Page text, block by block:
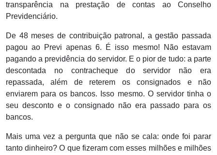
transparência na prestação de contas ao Conselho
Previdenciário.
De 48 meses de contribuição patronal, a gestão passada
pagou ao Previ apenas 6. É isso mesmo! Não estavam
pagando a previdência do servidor. E o pior de tudo: a parte
descontada no contracheque do servidor não era
repassada, além de reterem os consignados e não
enviarem para os bancos. Isso mesmo. O servidor tinha o
seu desconto e o consignado não era passado para os
bancos.
Mais uma vez a pergunta que não se cala: onde foi parar
tanto dinheiro? O que fizeram com esses milhões e milhões